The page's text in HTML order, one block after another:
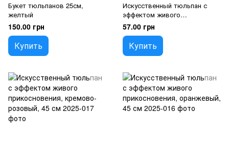
Букет тюльпанов 25см,
желтый
150.00 грн
Купить
Искусственный тюльпан с
эффектом живого
прикосновения, желтый, 45
см
57.00 грн
Купить